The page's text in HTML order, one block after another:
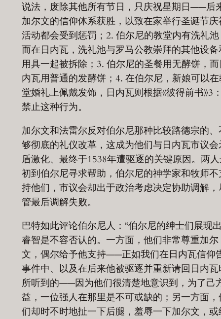
说法，废除其他所有节日，只庆祝星期日——后
加尔文的信仰体系获胜，以致在家举行圣诞节庆
活动都会受到惩罚；2. 伯尔尼的教堂内有洗礼
而在日内瓦，洗礼池与罗马公教崇拜的其他设备
用具一起被拆除；3. 伯尔尼的圣餐用无酵饼，
内瓦用普通的发酵饼；4. 在伯尔尼，新娘可以
堂婚礼上佩戴发饰，日内瓦则根据《彼得前书》3
禁止这种行为。
加尔文和法雷尔反对伯尔尼那种比较路德宗的、
够彻底的礼仪改革，这成为他们与日内瓦市议会
盾激化、最终于1538年遭驱逐的关键原因。两
初到伯尔尼寻求帮助，伯尔尼的神学家和牧师不
持他们，市议会却出于政治考虑决定协助调解，
管最后调解失败。
巴特如此评论伯尔尼人：“伯尔尼的绅士们展现
睿智是不容否认的。一方面，他们非常尊重加尔
文，偶尔给予他支持——正如我们在日内瓦信仰
事件中、以及在后来他被驱逐并重新请回日内瓦
所听到的——因为他们很清楚地意识到，为了己
益，一位强人在那里是不可或缺的；另一方面，
们却时不时地扯一下后腿，羞辱一下加尔文，或